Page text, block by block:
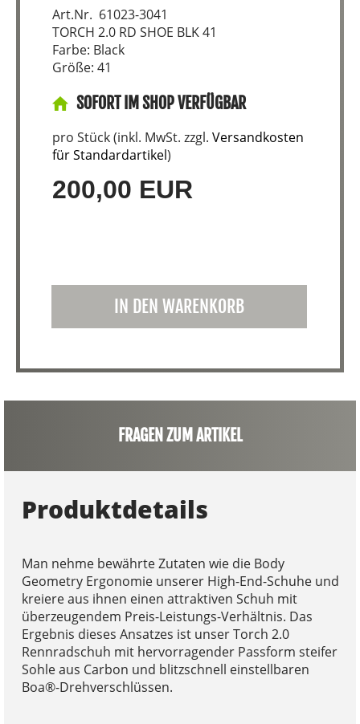
Art.Nr. 61023-3041
TORCH 2.0 RD SHOE BLK 41
Farbe: Black
Größe: 41
SOFORT IM SHOP VERFÜGBAR
pro Stück (inkl. MwSt. zzgl. Versandkosten
für Standardartikel)
200,00 EUR
IN DEN WARENKORB
FRAGEN ZUM ARTIKEL
Produktdetails
Man nehme bewährte Zutaten wie die Body
Geometry Ergonomie unserer High-End-Schuhe und
kreiere aus ihnen einen attraktiven Schuh mit
überzeugendem Preis-Leistungs-Verhältnis. Das
Ergebnis dieses Ansatzes ist unser Torch 2.0
Rennradschuh mit hervorragender Passform steifer
Sohle aus Carbon und blitzschnell einstellbaren
Boa®-Drehverschlüssen.